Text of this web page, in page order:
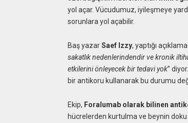
yol açar. Vücudumuz, iyileşmeye
sorunlara yol açabilir.
Baş yazarSaef Izzy, yaptığı
sakatlık nedenlerindendir ve kronik
etkilerini önleyecek bir tedavi yok”
bir antikoru kullanarak bu durumu
Ekip, Foralumab olarak bilinen
hücrelerden kurtulma ve beynin